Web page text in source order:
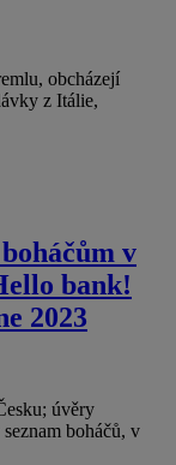
obcházejí
z Itálie,
v
bank!
2023
úvěry
boháčů, v